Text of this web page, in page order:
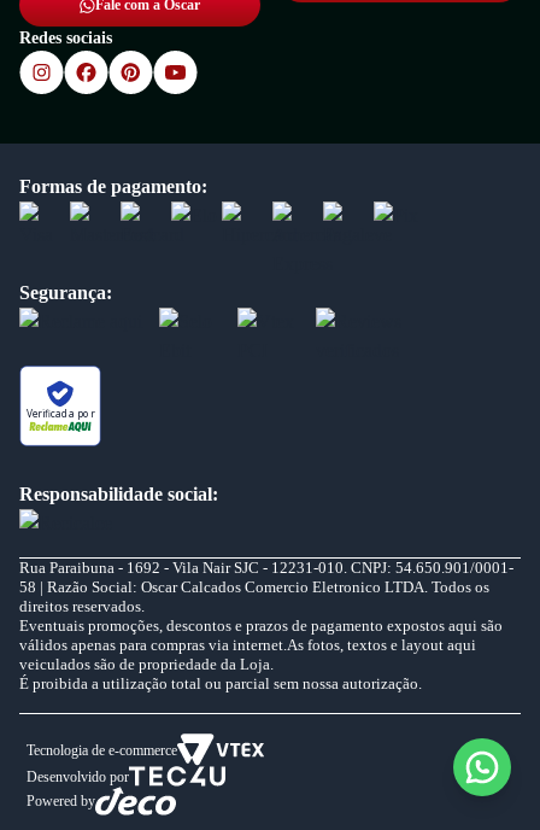
Fale com a Oscar
Redes sociais
Formas de pagamento:
Segurança:
Verificada por
Responsabilidade social:
Rua Paraibuna - 1692 - Vila Nair SJC - 12231-010. CNPJ: 54.650.901/0001-
58 | Razão Social: Oscar Calcados Comercio Eletronico LTDA. Todos os
direitos reservados.
Eventuais promoções, descontos e prazos de pagamento expostos aqui são
válidos apenas para compras via internet.As fotos, textos e layout aqui
veiculados são de propriedade da Loja.
É proibida a utilização total ou parcial sem nossa autorização.
Tecnologia de e-commerce
Desenvolvido por
Powered by